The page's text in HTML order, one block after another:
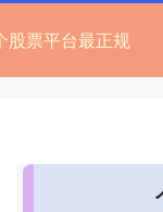
股票平台最正规